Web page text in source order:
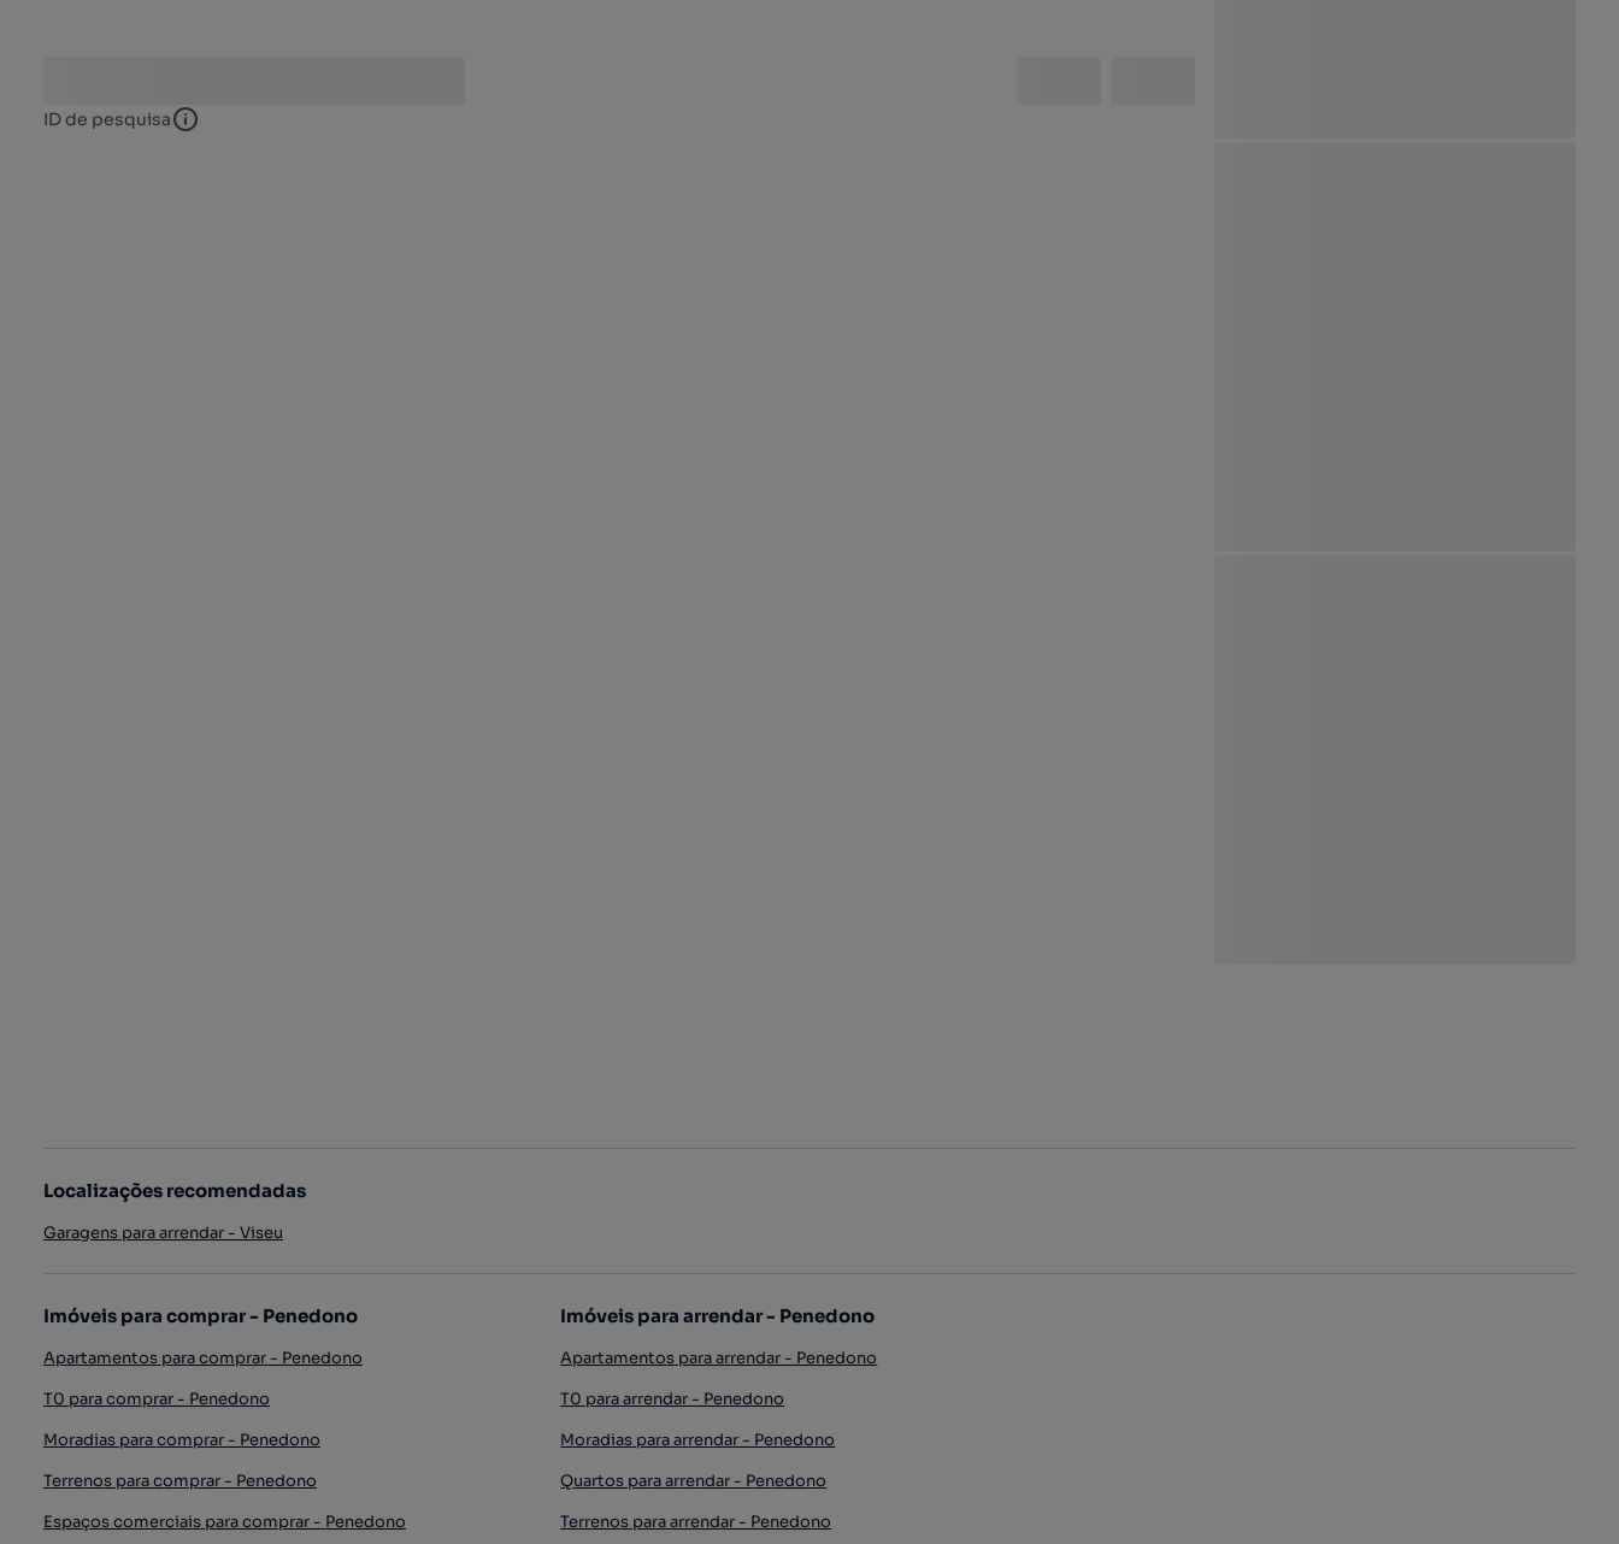
ID de pesquisa ID de pesquisa
Localizações recomendadas
Garagens para arrendar - Viseu
Imóveis para comprar - Penedono
Apartamentos para comprar - Penedono
T0 para comprar - Penedono
Moradias para comprar - Penedono
Terrenos para comprar - Penedono
Espaços comerciais para comprar - Penedono
Imóveis para arrendar - Penedono
Apartamentos para arrendar - Penedono
T0 para arrendar - Penedono
Moradias para arrendar - Penedono
Quartos para arrendar - Penedono
Terrenos para arrendar - Penedono